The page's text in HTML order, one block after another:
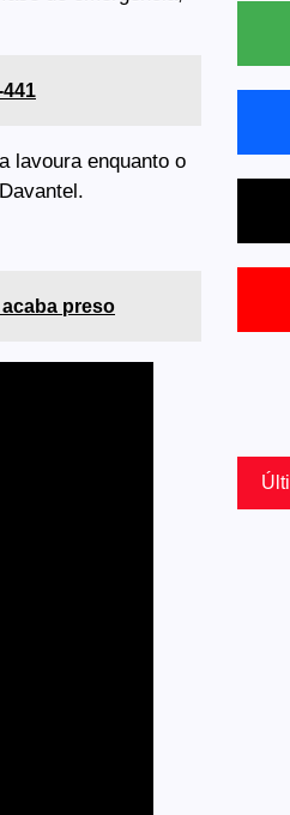
lavoura enquanto o
preso